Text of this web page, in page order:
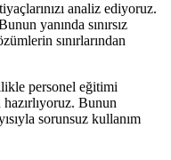
analiz ediyoruz.
yanında sınırsız
sınırlarından
personel eğitimi
Bunun
sorunsuz kullanım